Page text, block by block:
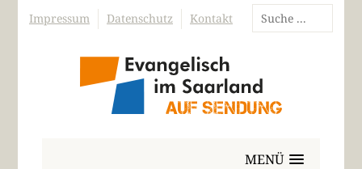
Impressum Datenschutz Kontakt
MENÜ